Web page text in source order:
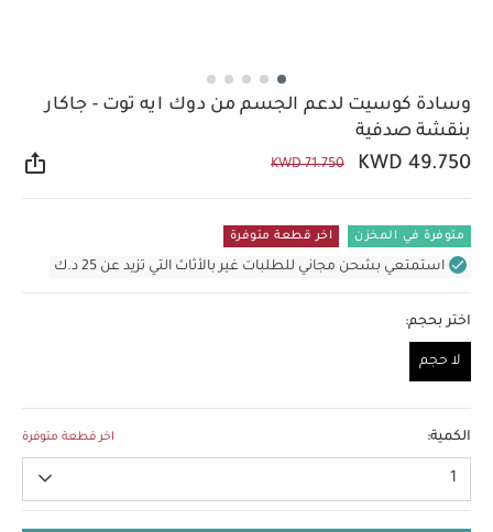
وسادة كوسيت لدعم الجسم من دوك ايه توت - جاكار
بنقشة صدفية
KWD 49.750
KWD 71.750
متوفرة في المخزن اخر قطعة متوفرة
استمتعي بشحن مجاني للطلبات غير بالأثاث التي تزيد عن 25 د.ك
اختر بحجم:
لا حجم
الكمية: اخر قطعة متوفرة
1